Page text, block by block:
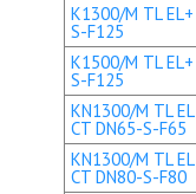
K1300/M TL
S-F125
K1500/M TL
S-F125
KN1300/M TL
CT DN65-S-F65
KN1300/M TL
CT DN80-S-F80